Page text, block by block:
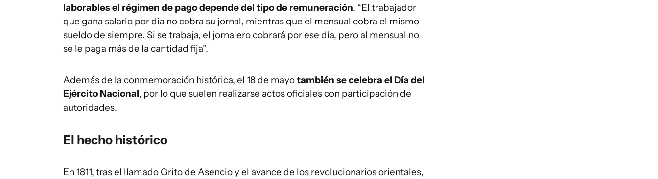
laborables el régimen de pago depende del tipo de remuneración. “El trabajador
que gana salario por día no cobra su jornal, mientras que el mensual cobra el mismo
sueldo de siempre. Si se trabaja, el jornalero cobrará por ese día, pero al mensual no
se le paga más de la cantidad fija”.
Además de la conmemoración histórica, el 18 de mayotambién se celebra el Día del
Ejército Nacional, por lo que suelen realizarse actos oficiales con participación de
autoridades.
El hecho histórico
En 1811, tras el llamado Grito de Asencio y el avance de los revolucionarios orientales,